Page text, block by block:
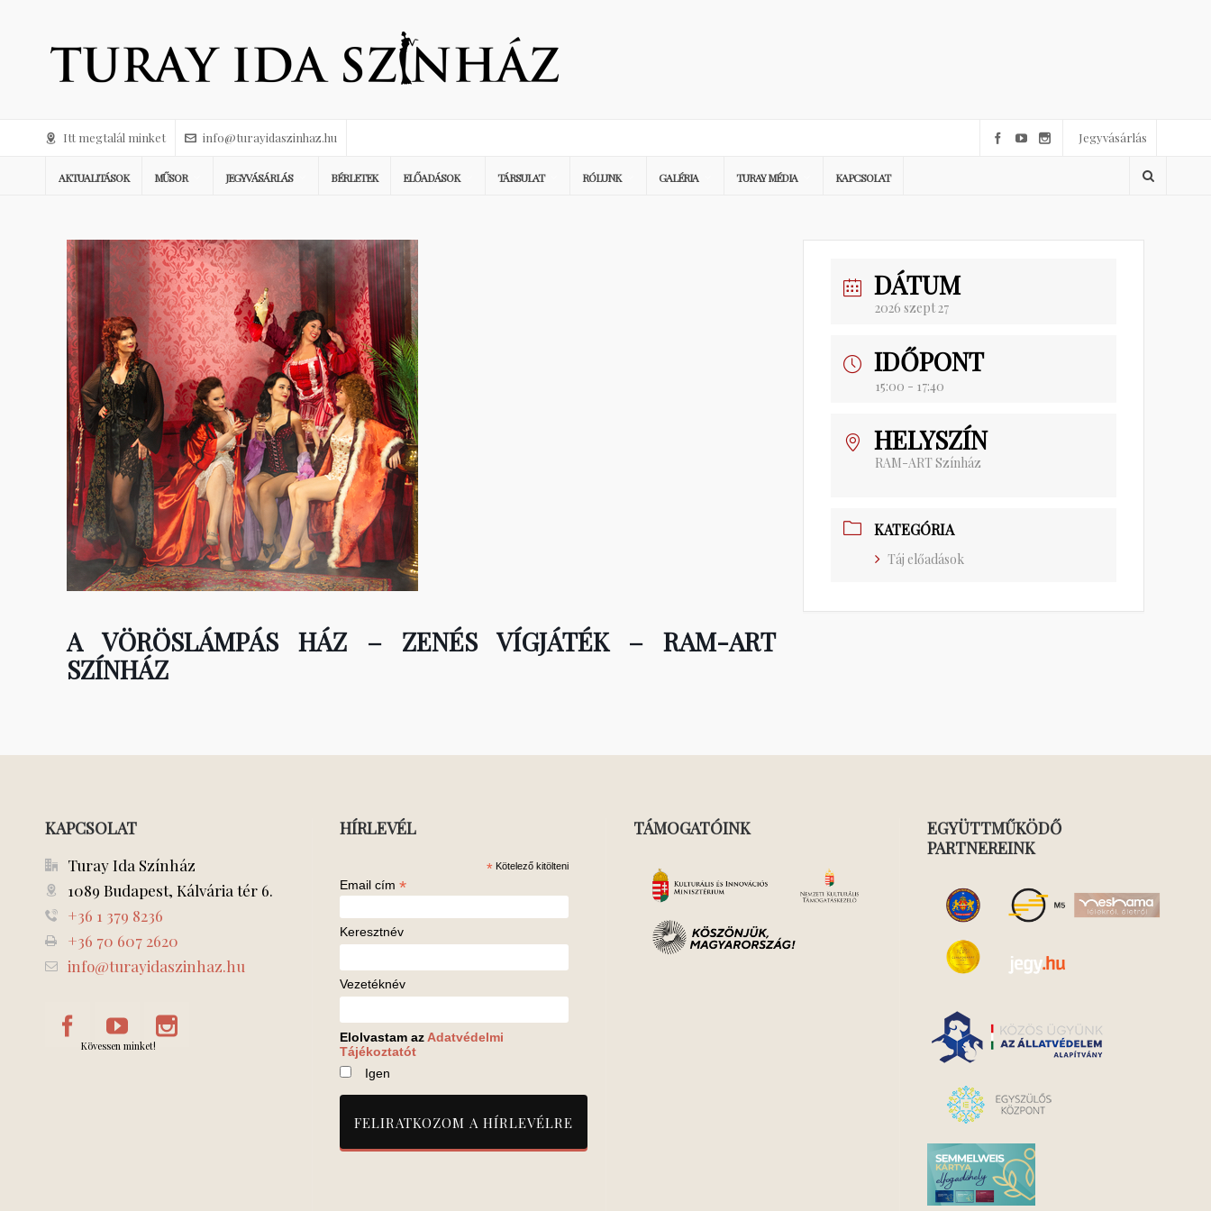
Itt megtalál minket info@turayidaszinhaz.hu Jegyvásárlás
AKTUALITÁSOK MŰSOR JEGYVÁSÁRLÁS BÉRLETEK ELŐADÁSOK TÁRSULAT RÓLUNK GALÉRIA TURAY MÉDIA KAPCSOLAT
A VÖRÖSLÁMPÁS HÁZ – ZENÉS VÍGJÁTÉK – RAM-ART
SZÍNHÁZ
DÁTUM
2026 szept 27
IDŐPONT
15:00 - 17:40
HELYSZÍN
RAM-ART Színház
KATEGÓRIA
Táj előadások
KAPCSOLAT
Turay Ida Színház
1089 Budapest, Kálvária tér 6.
+36 1 379 8236
+36 70 607 2620
info@turayidaszinhaz.hu
Kövessen minket!
HÍRLEVÉL
* Kötelező kitölteni
Email cím *
Keresztnév
Vezetéknév
Elolvastam az Adatvédelmi
Tájékoztatót
Igen
TÁMOGATÓINK
EGYÜTTMŰKÖDŐ
PARTNEREINK